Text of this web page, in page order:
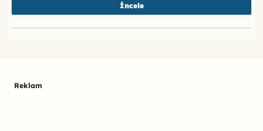
İncele
Reklam